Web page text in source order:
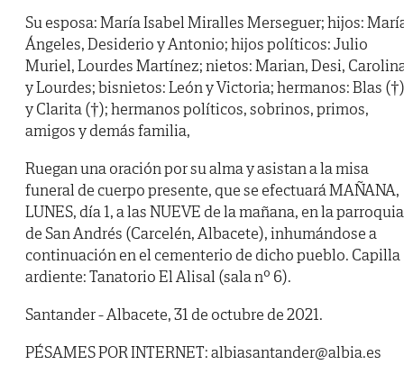
Su esposa: María Isabel Miralles Merseguer; hijos:
Ángeles, Desiderio y Antonio; hijos políticos: Julio
Muriel, Lourdes Martínez; nietos: Marian, Desi,
y Lourdes; bisnietos: León y Victoria; hermanos: Blas (†)
y Clarita (†); hermanos políticos, sobrinos, primos,
amigos y demás familia,
Ruegan una oración por su alma y asistan a la misa
funeral de cuerpo presente, que se efectuará MAÑANA,
LUNES, día 1, a las NUEVE de la mañana, en la parroquia
de San Andrés (Carcelén, Albacete), inhumándose a
continuación en el cementerio de dicho pueblo. Capilla
ardiente: Tanatorio El Alisal (sala nº 6).
Santander - Albacete, 31 de octubre de 2021.
PÉSAMES POR INTERNET: albiasantander@albia.es